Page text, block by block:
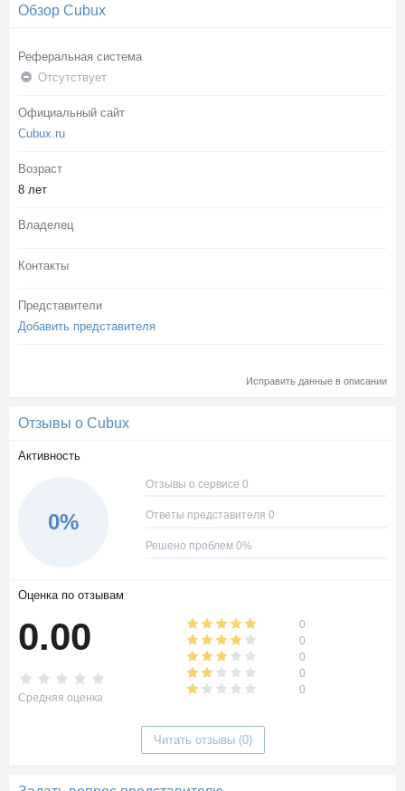
Обзор Cubux
Реферальная система
Отсутствует
Официальный сайт
Cubux.ru
Возраст
8 лет
Владелец
Контакты
Представители
Добавить представителя
Исправить данные в описании
Отзывы о Cubux
Активность
0%
Отзывы о сервисе 0
Ответы представителя 0
Решено проблем 0%
Оценка по отзывам
0.00
Средняя оценка
0
0
0
0
0
Читать отзывы (0)